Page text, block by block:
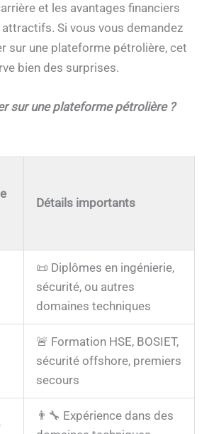
et les avantages financiers
Si vous vous demandez
sur une plateforme pétrolière, cet
bien des surprises.
sur une plateforme pétrolière ?
Détails importants
📜 Diplômes en ingénierie,
sécurité, ou autres
domaines techniques
🚨 Formation HSE, BOSIET,
sécurité offshore, premiers
secours
👨‍🔧 Expérience dans des